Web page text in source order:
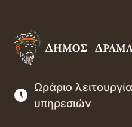
Ωράριο
υπηρεσιών